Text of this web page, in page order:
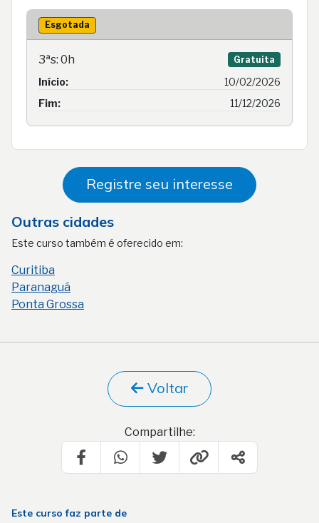
Esgotada
3ªs: 0h Gratuita
Início:
10/02/2026
Fim:
11/12/2026
Registre seu interesse
Outras cidades
Este curso também é oferecido em:
Curitiba
Paranaguá
Ponta Grossa
Voltar
Compartilhe:
Este curso faz parte de